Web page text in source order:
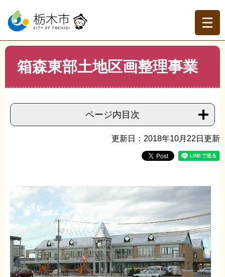
ー
の
先
ニ
ー
を
トップページ > 組織でさがす >都市計画課 >箱森東部土
箱森東部土地区画整理事業
ページ内目次
更新日：2018年10月22日更新